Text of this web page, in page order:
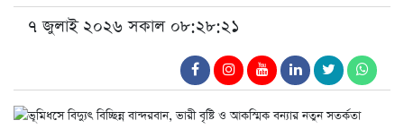
৭ জুলাই ২০২৬ সকাল ০৮:২৮:২১